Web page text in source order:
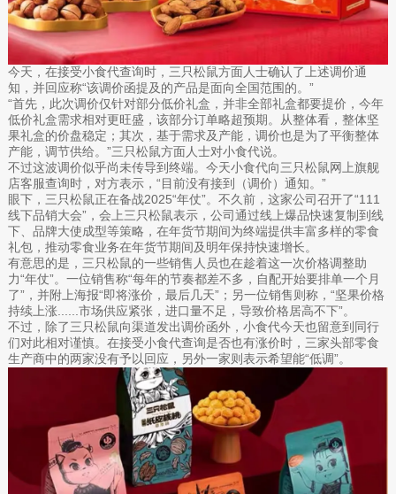
今天，在接受小食代查询时，三只松鼠方面人士确认了上述调价通
知，并回应称“该调价函提及的产品是面向全国范围的。”
“首先，此次调价仅针对部分低价礼盒，并非全部礼盒都要提价，今年
低价礼盒需求相对更旺盛，该部分订单略超预期。从整体看，整体坚
果礼盒的价盘稳定；其次，基于需求及产能，调价也是为了平衡整体
产能，调节供给。”三只松鼠方面人士对小食代说。
不过这波调价似乎尚未传导到终端。今天小食代向三只松鼠网上旗舰
店客服查询时，对方表示，“目前没有接到（调价）通知。”
眼下，三只松鼠正在备战2025“年仗”。不久前，这家公司召开了“111
线下品销大会”，会上三只松鼠表示，公司通过线上爆品快速复制到线
下、品牌大使成型等策略，在年货节期间为终端提供丰富多样的零食
礼包，推动零食业务在年货节期间及明年保持快速增长。
有意思的是，三只松鼠的一些销售人员也在趁着这一次价格调整助
力“年仗”。一位销售称“每年的节奏都差不多，自配开始要排单一个月
了”，并附上海报“即将涨价，最后几天”；另一位销售则称，“坚果价格
持续上涨......市场供应紧张，进口量不足，导致价格居高不下”。
不过，除了三只松鼠向渠道发出调价函外，小食代今天也留意到同行
们对此相对谨慎。在接受小食代查询是否也有涨价时，三家头部零食
生产商中的两家没有予以回应，另外一家则表示希望能“低调”。